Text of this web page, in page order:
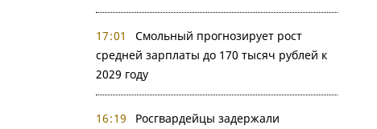
17:01
Смольный прогнозирует рост
средней зарплаты до 170 тысяч рублей к
2029 году
16:19
Росгвардейцы задержали